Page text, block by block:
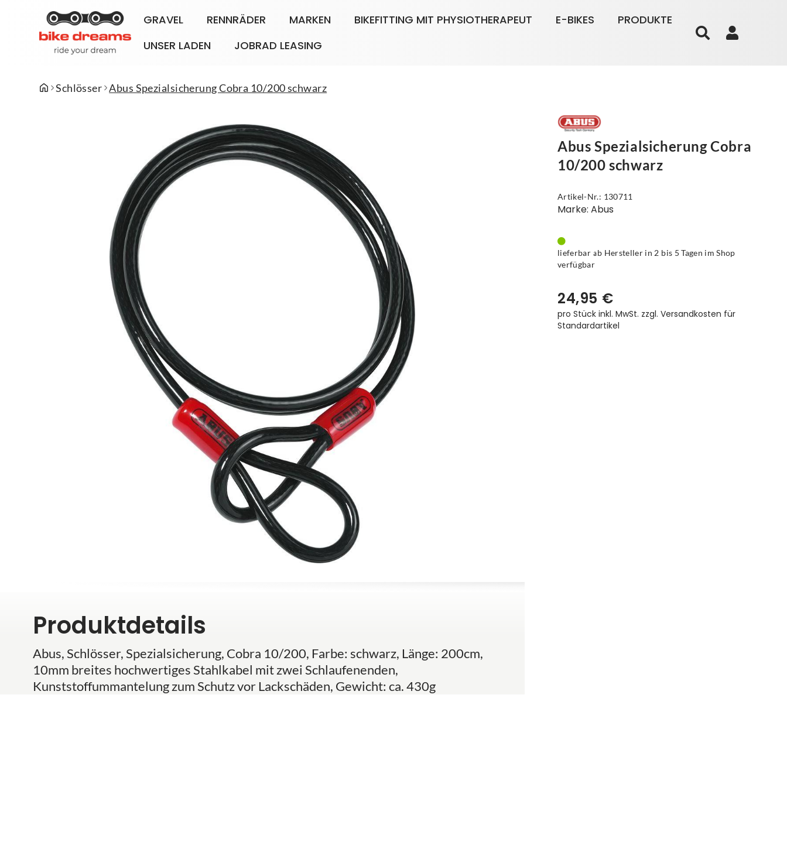
GRAVEL RENNRÄDER MARKEN BIKEFITTING MIT PHYSIOTHERAPEUT E-BIKES
PRODUKTE
UNSER LADEN
JOBRAD LEASING
Schlösser Abus Spezialsicherung Cobra 10/200 schwarz
Produktdetails
Abus, Schlösser, Spezialsicherung, Cobra 10/200, Farbe: schwarz, Länge: 200cm,
10mm breites hochwertiges Stahlkabel mit zwei Schlaufenenden,
Kunststoffummantelung zum Schutz vor Lackschäden, Gewicht: ca. 430g
Abus Spezialsicherung Cobra
10/200 schwarz
Artikel-Nr.: 130711
Marke: Abus
lieferbar ab Hersteller in 2 bis 5 Tagen im Shop
verfügbar
24,95 €
pro Stück inkl. MwSt. zzgl. Versandkosten für
Standardartikel